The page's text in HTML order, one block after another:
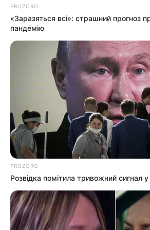
Спорт
[wp-rss-aggregator id="2"]
Ви пропустили
PROZORO
«Заразяться всі»: страшний прогноз
пандемію
PROZORO
Розвідка помітила тривожний сигнал у